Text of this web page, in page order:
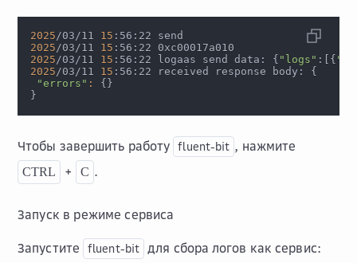
2025/03/11 15 :56:22 send
2025/03/11 15 :56:22 0xc00017a010
2025/03/11 15 :56:22 logaas send data: { "logs" : {
2025/03/11 15 :56:22 received response body: {
"errors" : { }
}
Чтобы завершить работу fluent-bit , нажмите
CTRL + C .
Запуск в режиме сервиса
Запустите fluent-bit для сбора логов как сервис: